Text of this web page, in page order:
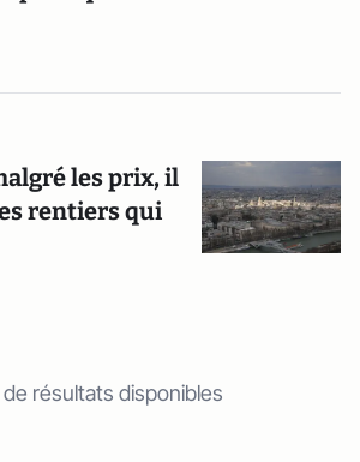
les prix, il
rentiers qui
de résultats disponibles